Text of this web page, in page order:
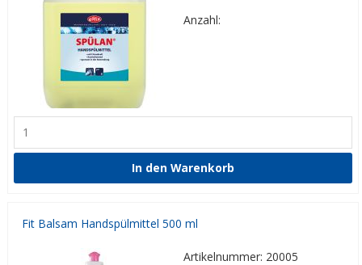
Anzahl:
Fit Balsam Handspülmittel 500 ml
Artikelnummer: 20005